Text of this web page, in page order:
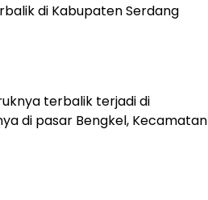
di Kabupaten Serdang
terbalik terjadi di
di pasar Bengkel, Kecamatan